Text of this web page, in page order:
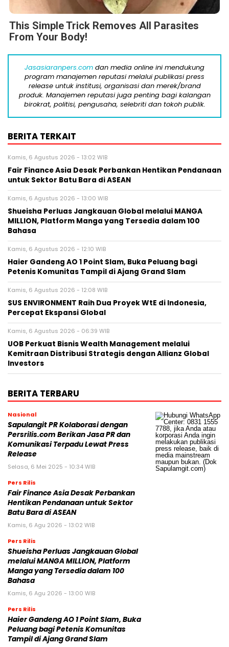
This Simple Trick Removes All Parasites
From Your Body!
Jasasiaranpers.com dan media online ini mendukung
program manajemen reputasi melalui publikasi press
release untuk institusi, organisasi dan merek/brand
produk. Manajemen reputasi juga penting bagi kalangan
birokrat, politisi, pengusaha, selebriti dan tokoh publik.
BERITA TERKAIT
Kamis, 6 Agustus 2026 - 13:02 WIB
Fair Finance Asia Desak Perbankan Hentikan Pendanaan
untuk Sektor Batu Bara di ASEAN
Kamis, 6 Agustus 2026 - 13:00 WIB
Shueisha Perluas Jangkauan Global melalui MANGA
MILLION, Platform Manga yang Tersedia dalam 100
Bahasa
Kamis, 6 Agustus 2026 - 12:10 WIB
Haier Gandeng AO 1 Point Slam, Buka Peluang bagi
Petenis Komunitas Tampil di Ajang Grand Slam
Kamis, 6 Agustus 2026 - 12:08 WIB
SUS ENVIRONMENT Raih Dua Proyek WtE di Indonesia,
Percepat Ekspansi Global
Kamis, 6 Agustus 2026 - 06:39 WIB
UOB Perkuat Bisnis Wealth Management melalui
Kemitraan Distribusi Strategis dengan Allianz Global
Investors
BERITA TERBARU
Nasional
Sapulangit PR Kolaborasi dengan
Persrilis.com Berikan Jasa PR dan
Komunikasi Terpadu Lewat Press
Release
Selasa, 6 Mei 2025 - 10:34 WIB
Pers Rilis
Fair Finance Asia Desak Perbankan
Hentikan Pendanaan untuk Sektor
Batu Bara di ASEAN
Kamis, 6 Agu 2026 - 13:02 WIB
Pers Rilis
Shueisha Perluas Jangkauan Global
melalui MANGA MILLION, Platform
Manga yang Tersedia dalam 100
Bahasa
Kamis, 6 Agu 2026 - 13:00 WIB
Pers Rilis
Haier Gandeng AO 1 Point Slam, Buka
Peluang bagi Petenis Komunitas
Tampil di Ajang Grand Slam